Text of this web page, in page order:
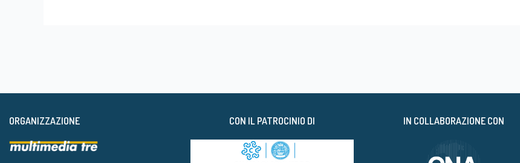
ORGANIZZAZIONE CON IL PATROCINIO DI IN COLLABORAZIONE CON